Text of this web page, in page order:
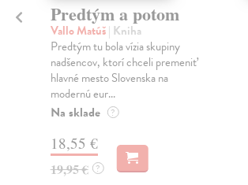
Predtým a potom
Vallo Matúš| Kniha
Predtým tu bola vízia skupiny
nadšencov, ktorí chceli premeniť
hlavné mesto Slovenska na
modernú eur...
Na sklade ?
18,55 €
19,95 € ?